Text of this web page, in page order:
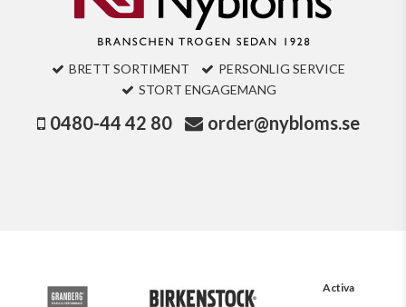
BRETT SORTIMENT
PERSONLIG SERVICE
STORT ENGAGEMANG
0480-44 42 80 order@nybloms.se
Activa